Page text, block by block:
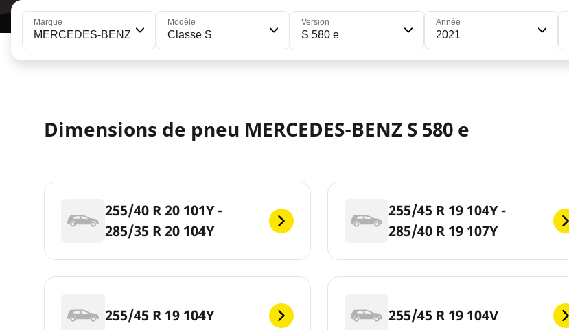
Marque
MERCEDES-BENZ
Modèle
Classe S
Version
S 580 e
Année
2021
Dimensions de pneu MERCEDES-BENZ S 580 e
255/40 R 20 101Y -
285/35 R 20 104Y
255/45 R 19 104Y -
285/40 R 19 107Y
255/45 R 19 104Y 255/45 R 19 104V